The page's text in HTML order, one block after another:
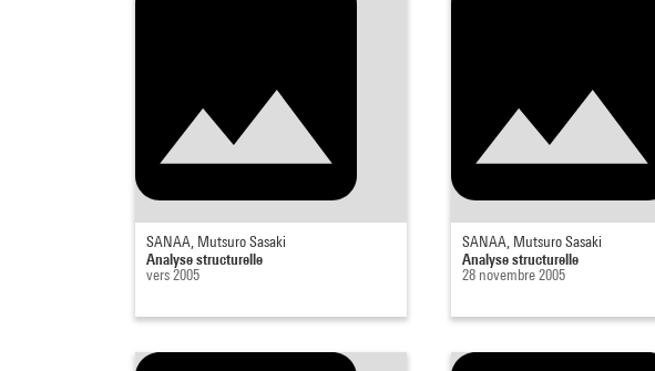
SANAA, Mutsuro Sasaki
Analyse structurelle
vers 2005
SANAA, Mutsuro Sasaki
Analyse structurelle
28 novembre 2005